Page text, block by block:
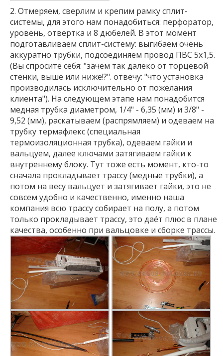
2. Отмеряем, сверлим и крепим рамку сплит-
системы, для этого нам понадобиться: перфоратор,
уровень, отвертка и 8 дюбелей. В этот момент
подготавливаем сплит-систему: выгибаем очень
аккуратно трубки, подсоединяем провод ПВС 5х1,5.
(Вы спросите себя: "зачем так далеко от торцевой
стенки, выше или ниже!?". отвечу: "что установка
производилась исключительно от пожелания
клиента"). На следующем этапе нам понадобится
медная трубка диаметром, 1/4" - 6,35 (мм) и 3/8" -
9,52 (мм), раскатываем (распрямляем) и одеваем на
трубку термафлекс (специальная
термоизоляционная трубка), одеваем гайки и
вальцуем, далее ключами затягиваем гайки к
внутреннему блоку. Тут тоже есть момент, кто-то
сначала прокладывает трассу (медные трубки), а
потом на весу вальцует и затягивает гайки, это не
совсем удобно и качественно, именно наша
компания всю трассу собирает на полу, а потом
только прокладывает трассу, это даёт плюс в плане
качества, особенно при вальцовке и сборке трассы.